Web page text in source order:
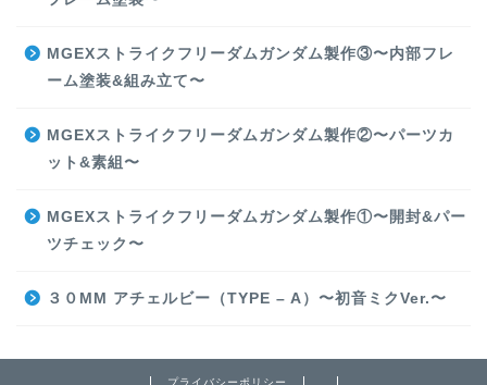
MGEXストライクフリーダムガンダム製作③〜内部フレ
ーム塗装&組み立て〜
MGEXストライクフリーダムガンダム製作②〜パーツカ
ット&素組〜
MGEXストライクフリーダムガンダム製作①〜開封&パー
ツチェック〜
３０MM アチェルビー（TYPE – A）〜初音ミクVer.〜